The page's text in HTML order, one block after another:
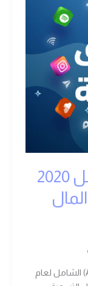
للمبتدئين .. دليلك الشامل 2020
دليل التسويق بالعمولة (Affiliate Marketing) الشامل لعام